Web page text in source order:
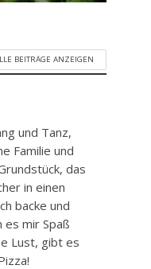
BEITRÄGE ANZEIGEN
und Tanz,
Familie und
das
in einen
backe und
es mir Spaß
Lust, gibt es